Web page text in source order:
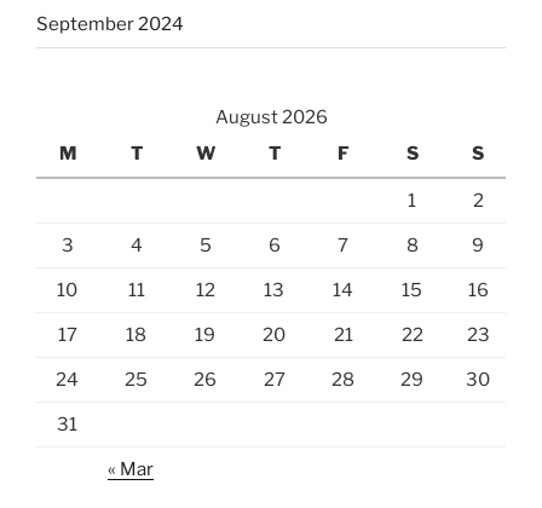
September 2024
August 2026
M
T W T F S S
1 2
3 4 5 6 7 8 9
10 11 12 13 14 15 16
17 18 19 20 21 22 23
24 25 26 27 28 29 30
31
« Mar